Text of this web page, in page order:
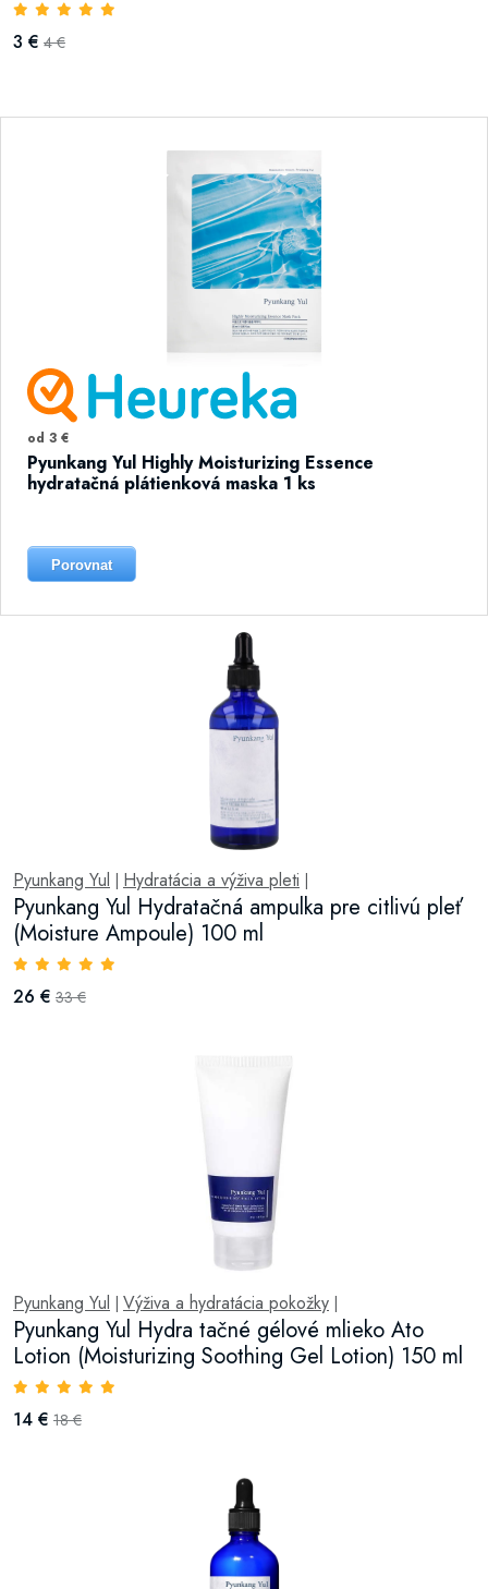
3 € 4 €
od 3 €
Pyunkang Yul Highly Moisturizing Essence
hydratačná plátienková maska 1 ks
Porovnat
Pyunkang Yul Hydratácia a výživa pleti
Pyunkang Yul Hydratačná ampulka pre citlivú pleť
(Moisture Ampoule) 100 ml
26 € 33 €
Pyunkang Yul Výživa a hydratácia pokožky
Pyunkang Yul Hydra tačné gélové mlieko Ato
Lotion (Moisturizing Soothing Gel Lotion) 150 ml
14 € 18 €